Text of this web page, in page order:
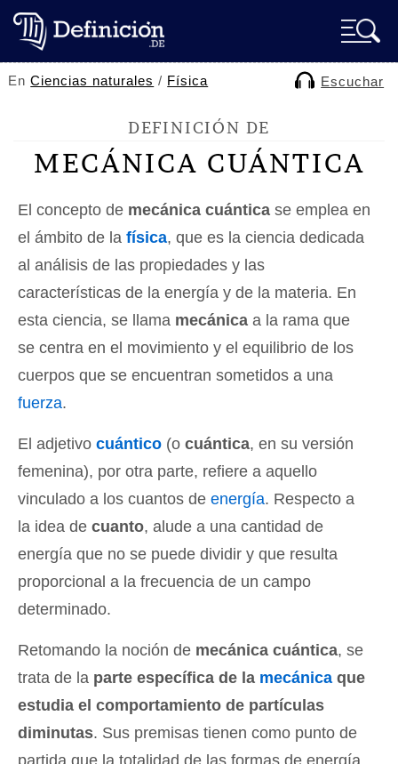
EnCiencias naturales / Física Escuchar
DEFINICIÓN DE
MECÁNICA CUÁNTICA
El concepto de mecánica cuántica se emplea en
el ámbito de la física, que es la ciencia dedicada
al análisis de las propiedades y las
características de la energía y de la materia. En
esta ciencia, se llama mecánica a la rama que
se centra en el movimiento y el equilibrio de los
cuerpos que se encuentran sometidos a una
fuerza.
El adjetivo cuántico (o cuántica, en su versión
femenina), por otra parte, refiere a aquello
vinculado a los cuantos de energía. Respecto a
la idea de cuanto, alude a una cantidad de
energía que no se puede dividir y que resulta
proporcional a la frecuencia de un campo
determinado.
Retomando la noción de mecánica cuántica, se
trata de la parte específica de la mecánica que
estudia el comportamiento de partículas
diminutas. Sus premisas tienen como punto de
partida que la totalidad de las formas de energía